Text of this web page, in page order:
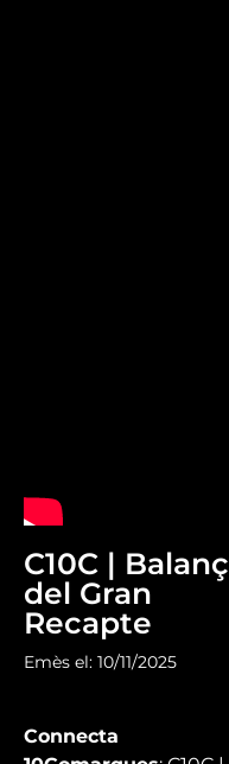
C10C | Balanç
del Gran
Recapte
Emès el: 10/11/2025
Connecta